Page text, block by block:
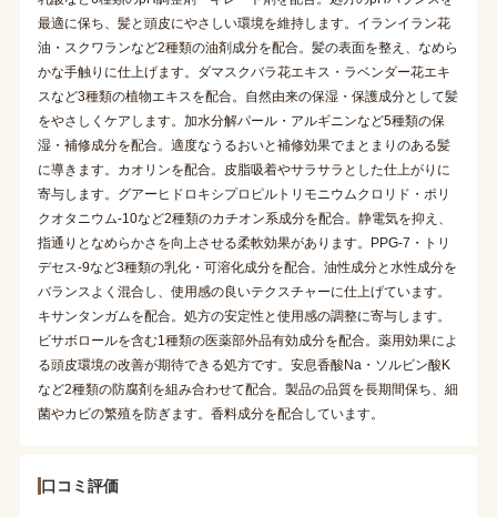
最適に保ち、髪と頭皮にやさしい環境を維持します。イランイラン花
油・スクワランなど2種類の油剤成分を配合。髪の表面を整え、なめら
かな手触りに仕上げます。ダマスクバラ花エキス・ラベンダー花エキ
スなど3種類の植物エキスを配合。自然由来の保湿・保護成分として髪
をやさしくケアします。加水分解パール・アルギニンなど5種類の保
湿・補修成分を配合。適度なうるおいと補修効果でまとまりのある髪
に導きます。カオリンを配合。皮脂吸着やサラサラとした仕上がりに
寄与します。グアーヒドロキシプロピルトリモニウムクロリド・ポリ
クオタニウム-10など2種類のカチオン系成分を配合。静電気を抑え、
指通りとなめらかさを向上させる柔軟効果があります。PPG-7・トリ
デセス-9など3種類の乳化・可溶化成分を配合。油性成分と水性成分を
バランスよく混合し、使用感の良いテクスチャーに仕上げています。
キサンタンガムを配合。処方の安定性と使用感の調整に寄与します。
ビサボロールを含む1種類の医薬部外品有効成分を配合。薬用効果によ
る頭皮環境の改善が期待できる処方です。安息香酸Na・ソルビン酸K
など2種類の防腐剤を組み合わせて配合。製品の品質を長期間保ち、細
菌やカビの繁殖を防ぎます。香料成分を配合しています。
口コミ評価